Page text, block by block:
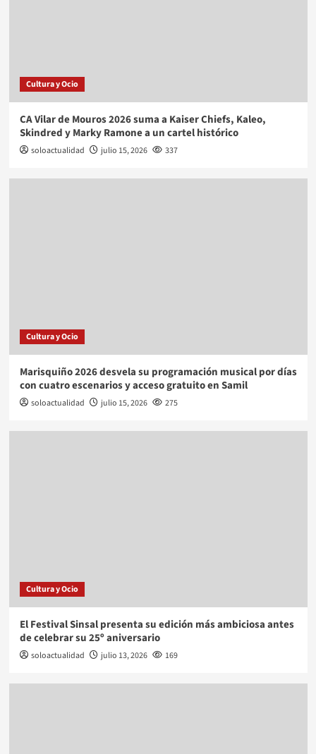
Cultura y Ocio
CA Vilar de Mouros 2026 suma a Kaiser Chiefs, Kaleo,
Skindred y Marky Ramone a un cartel histórico
soloactualidad julio 15, 2026 337
Cultura y Ocio
Marisquiño 2026 desvela su programación musical por días
con cuatro escenarios y acceso gratuito en Samil
soloactualidad julio 15, 2026 275
Cultura y Ocio
El Festival Sinsal presenta su edición más ambiciosa antes
de celebrar su 25º aniversario
soloactualidad julio 13, 2026 169